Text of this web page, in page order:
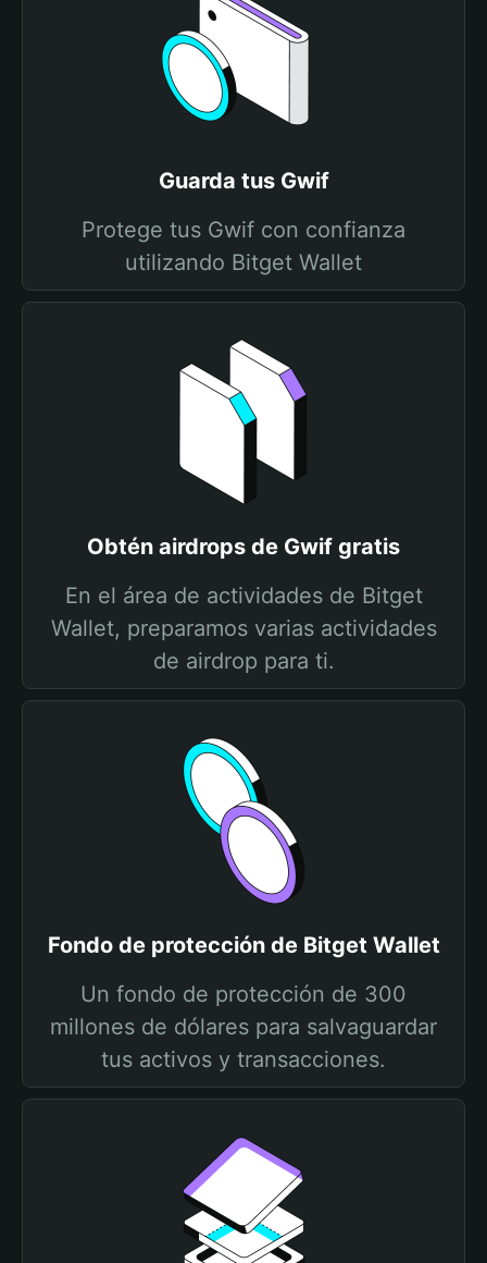
Guarda tus Gwif
Protege tus Gwif con confianza
utilizando Bitget Wallet
Obtén airdrops de Gwif gratis
En el área de actividades de Bitget
Wallet, preparamos varias actividades
de airdrop para ti.
Fondo de protección de Bitget Wallet
Un fondo de protección de 300
millones de dólares para salvaguardar
tus activos y transacciones.